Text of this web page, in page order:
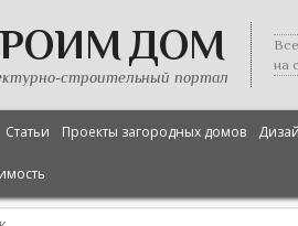
ДОМ
строительный портал
на
Статьи Проекты загородных домов